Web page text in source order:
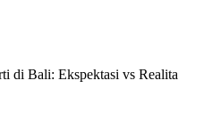
di Bali: Ekspektasi vs Realita